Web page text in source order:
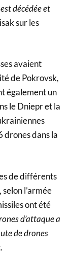
décédée et
sur les
avaient
de Pokrovsk,
également un
le Dniepr et la
drones dans la
de différents
l’armée
ont été
d’attaque a
de drones